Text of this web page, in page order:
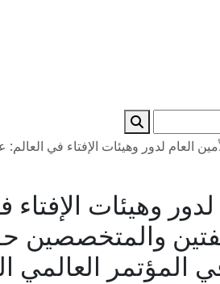
العام لدور وهيئات الإفتاء في
لدور وهيئات
والمتخصصين
المؤتمر العالمي